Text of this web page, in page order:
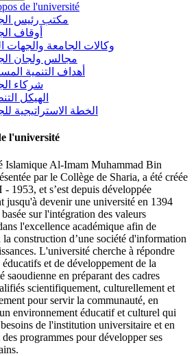
de l'université
مكتب رئيس
أوقاف
وكالات الجامعة والجهات
مجالس ولجان
أهداف التنمية
شركاء
الهيكل
الخطة الاستراتيجية
l'université
Islamique Al-Imam Muhammad Bin
par le Collège de Sharia, a été créée
1953, et s’est depuis développée
jusqu'à devenir une université en 1394
sur l'intégration des valeurs
l'excellence académique afin de
construction d’une société d'information
L'université cherche à répondre
et de développement de la
saoudienne en préparant des cadres
scientifiquement, culturellement et
pour servir la communauté, en
environnement éducatif et culturel qui
de l'institution universitaire et en
programmes pour développer ses